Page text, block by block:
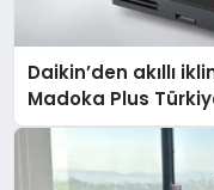
Daikin’den akıllı
Madoka Plus